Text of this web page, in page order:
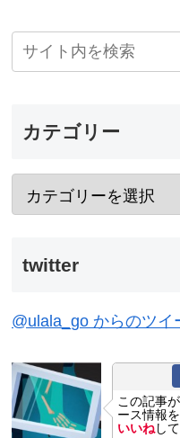
カテゴリー
twitter
@ulala_go からのツイ
この記事
ース情報を
いいねし